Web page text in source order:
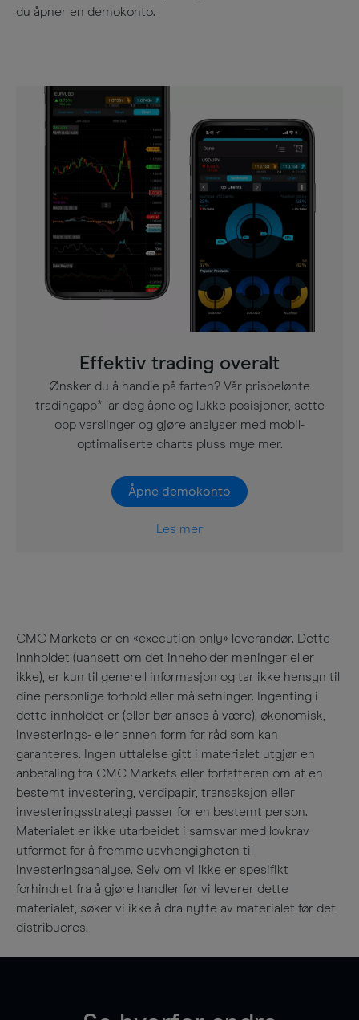
du åpner en demokonto.
Effektiv trading overalt
Ønsker du å handle på farten? Vår prisbelønte
tradingapp* lar deg åpne og lukke posisjoner, sette
opp varslinger og gjøre analyser med mobil-
optimaliserte charts pluss mye mer.
Åpne demokonto
Les mer
CMC Markets er en «execution only» leverandør. Dette
innholdet (uansett om det inneholder meninger eller
ikke), er kun til generell informasjon og tar ikke hensyn til
dine personlige forhold eller målsetninger. Ingenting i
dette innholdet er (eller bør anses å være), økonomisk,
investerings- eller annen form for råd som kan
garanteres. Ingen uttalelse gitt i materialet utgjør en
anbefaling fra CMC Markets eller forfatteren om at en
bestemt investering, verdipapir, transaksjon eller
investeringsstrategi passer for en bestemt person.
Materialet er ikke utarbeidet i samsvar med lovkrav
utformet for å fremme uavhengigheten til
investeringsanalyse. Selv om vi ikke er spesifikt
forhindret fra å gjøre handler før vi leverer dette
materialet, søker vi ikke å dra nytte av materialet før det
distribueres.